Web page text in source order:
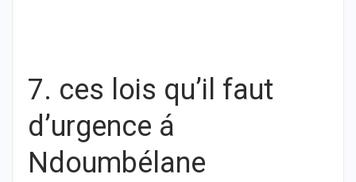
7. ces lois qu’il faut
d’urgence á
Ndoumbélane